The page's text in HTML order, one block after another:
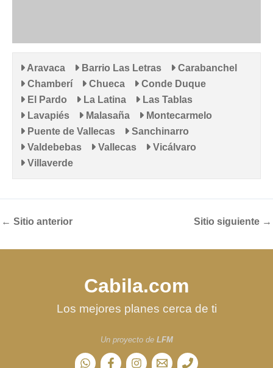
Aravaca Barrio Las Letras
Carabanchel
Chamberí
Chueca
Conde Duque
El Pardo
La Latina
Las Tablas
Lavapiés
Malasaña
Montecarmelo
Puente de Vallecas
Sanchinarro
Valdebebas
Vallecas
Vicálvaro
Villaverde
← Sitio anterior Sitio siguiente →
Cabila.com
Los mejores planes cerca de ti
Un proyecto de LFM